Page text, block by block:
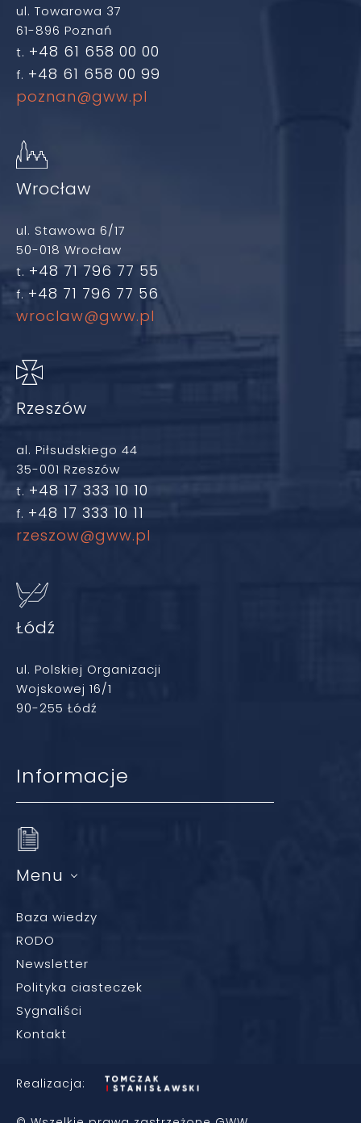
ul. Towarowa 37
61-896 Poznań
t. +48 61 658 00 00
f. +48 61 658 00 99
poznan@gww.pl
Wrocław
ul. Stawowa 6/17
50-018 Wrocław
t. +48 71 796 77 55
f. +48 71 796 77 56
wroclaw@gww.pl
Rzeszów
al. Piłsudskiego 44
35-001 Rzeszów
t. +48 17 333 10 10
f. +48 17 333 10 11
rzeszow@gww.pl
Łódź
ul. Polskiej Organizacji
Wojskowej 16/1
90-255 Łódź
Informacje
Menu
Baza wiedzy
RODO
Newsletter
Polityka ciasteczek
Sygnaliści
Kontakt
Realizacja: